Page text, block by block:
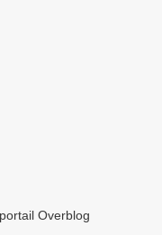
Overblog